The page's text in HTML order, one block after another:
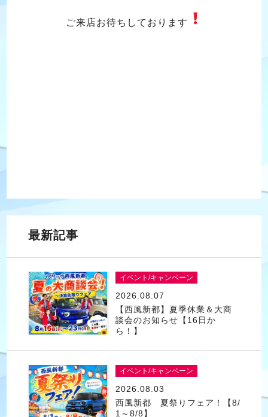
ご来店お待ちしております
最新記事
イベント/キャンペーン
2026.08.07
【西風新都】夏季休業＆大商
談会のお知らせ【16日か
ら！】
イベント/キャンペーン
2026.08.03
西風新都 夏祭りフェア！【8/
1～8/8】